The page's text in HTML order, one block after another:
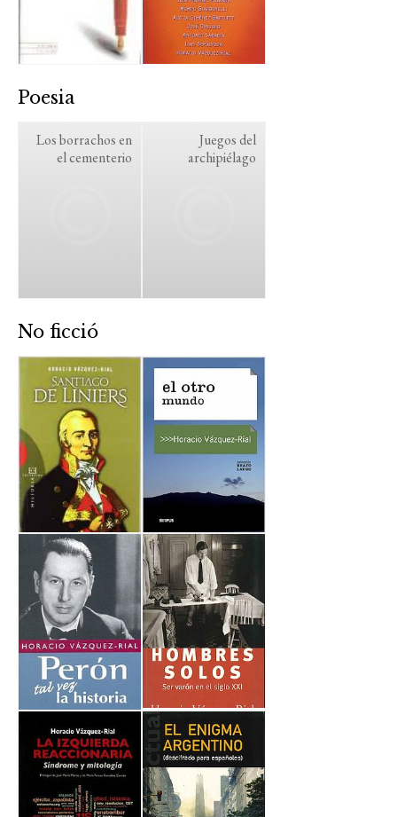
Poesia
Los borrachos en
el cementerio
Juegos del
archipiélago
No ficció